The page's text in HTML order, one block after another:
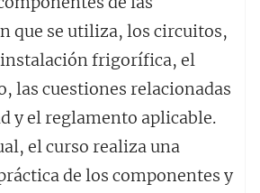
que se utiliza, los circuitos,
instalación frigorífica, el
las cuestiones relacionadas
y el reglamento aplicable.
el curso realiza una
de los componentes y